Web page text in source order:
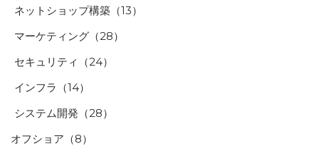
ネットショップ構築 （13）
マーケティング （28）
セキュリティ
（24）
インフラ （14）
システム開発 （28）
オフショア （8）